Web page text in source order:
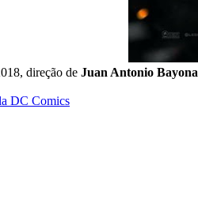
direção de Juan Antonio Bayona
DC Comics